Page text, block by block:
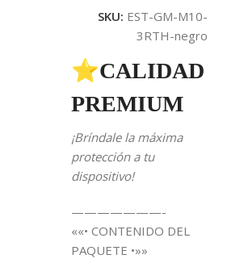
SKU: EST-GM-M10-
3RTH-negro
⭐CALIDAD
PREMIUM
¡Bríndale la máxima
protección a tu
dispositivo!
———————-
««• CONTENIDO DEL
PAQUETE •»»